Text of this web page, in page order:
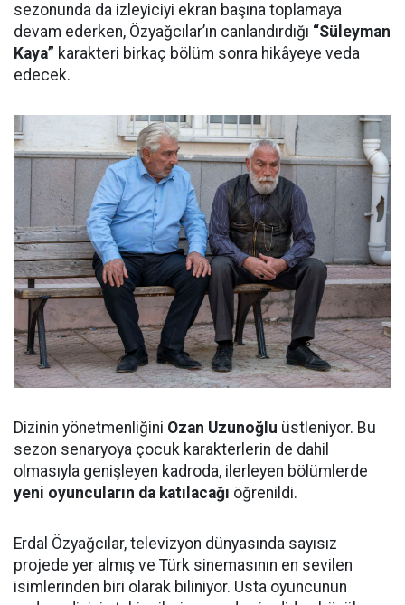
sezonunda da izleyiciyi ekran başına toplamaya
devam ederken, Özyağcılar’ın canlandırdığı “Süleyman
Kaya” karakteri birkaç bölüm sonra hikâyeye veda
edecek.
Dizinin yönetmenliğini Ozan Uzunoğlu üstleniyor. Bu
sezon senaryoya çocuk karakterlerin de dahil
olmasıyla genişleyen kadroda, ilerleyen bölümlerde
yeni oyuncuların da katılacağı öğrenildi.
Erdal Özyağcılar, televizyon dünyasında sayısız
projede yer almış ve Türk sinemasının en sevilen
isimlerinden biri olarak biliniyor. Usta oyuncunun